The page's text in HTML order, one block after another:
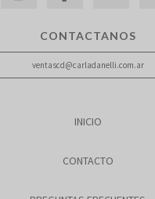
CONTACTANOS
ventascd@carladanelli.com.ar
INICIO
CONTACTO